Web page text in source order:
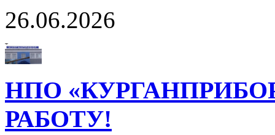
26.06.2026
НПО
РАБОТУ!